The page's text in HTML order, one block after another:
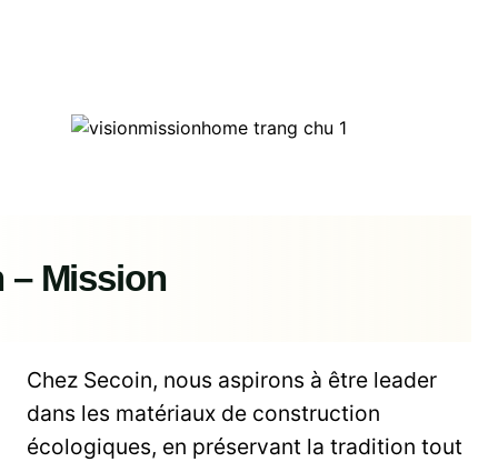
– Mission
Chez Secoin, nous aspirons à être leader
dans les matériaux de construction
écologiques, en préservant la tradition tout